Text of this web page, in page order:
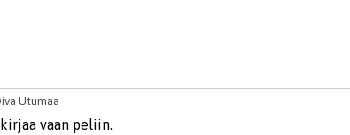
Utumaa
vaan peliin.